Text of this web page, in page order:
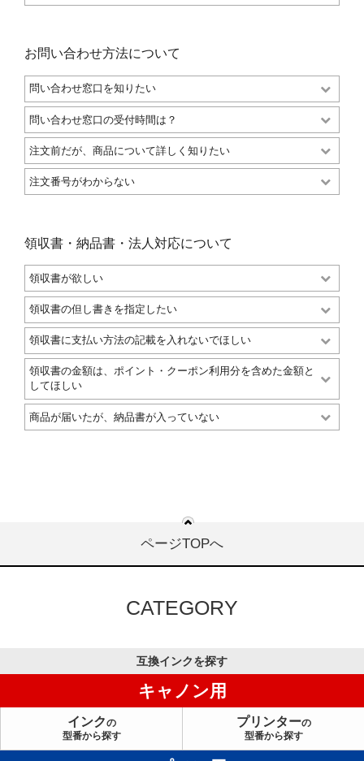
お問い合わせ方法について
問い合わせ窓口を知りたい
問い合わせ窓口の受付時間は？
注文前だが、商品について詳しく知りたい
注文番号がわからない
領収書・納品書・法人対応について
領収書が欲しい
領収書の但し書きを指定したい
領収書に支払い方法の記載を入れないでほしい
領収書の金額は、ポイント・クーポン利用分を含めた金額と
してほしい
商品が届いたが、納品書が入っていない
ページTOPへ